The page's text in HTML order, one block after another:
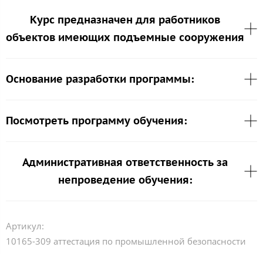
Курс предназначен для работников
объектов имеющих подъемные сооружения
Основание разработки программы:
Посмотреть программу обучения:
Административная ответственность за
непроведение обучения:
Артикул:
10165-309 аттестация по промышленной безопасности